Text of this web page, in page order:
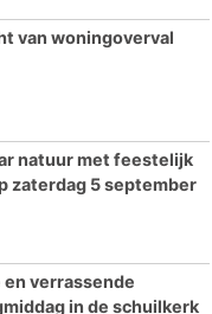
van woningoverval
natuur met feestelijk
zaterdag 5 september
en verrassende
in de schuilkerk